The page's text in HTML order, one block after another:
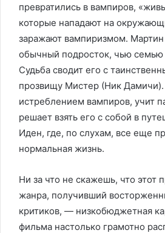
превратились в вампиров,
которые нападают на
заражают вампиризмом.
обычный подросток, чью
Судьба сводит его с
прозвищу Мистер (Ник
истреблением вампиров, учит
решает взять его с собой в
Иден, где, по слухам, все еще
нормальная жизнь.
Ни за что не скажешь, что этот
жанра, получивший
критиков, — низкобюджетная
фильма настолько грамотно